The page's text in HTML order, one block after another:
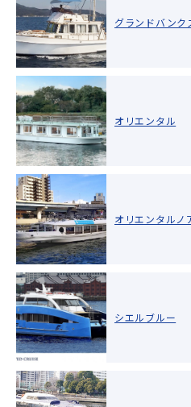
グランドバンク
オリエンタル
オリエンタルノ
シエルブルー